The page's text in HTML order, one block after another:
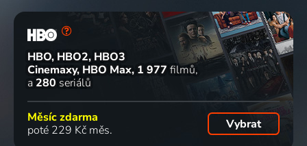
HBO, HBO2, HBO3
Cinemaxy, HBO Max 1 977 filmů
a 280 seriálů
Měsíc zdarma
poté 229 Kč měs.
Vybrat